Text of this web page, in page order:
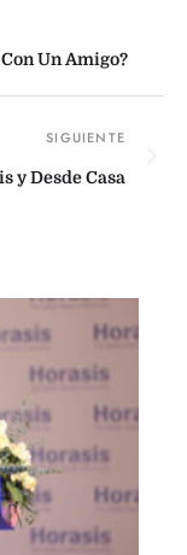
Un Amigo?
y Desde Casa